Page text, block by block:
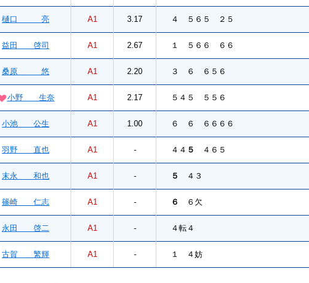
樋口 亮 A1 3.17 ４ ５６５ ２５
益田 啓司 A1 2.67 １ ５６６ ６６
桑原 悠 A1 2.20 ３ ６ ６５６
小野 生奈 A1 2.17 ５４５ ５５６
小池 公生 A1 1.00 ６ ６ ６６６６
羽野 直也 A1 - ４４ ５ ４６５
末永 和也 A1 - ５ ４３
篠崎 仁志 A1 - ６ ６欠
永田 啓二 A1 - ４転４
古賀 繁輝 A1 - １ ４妨